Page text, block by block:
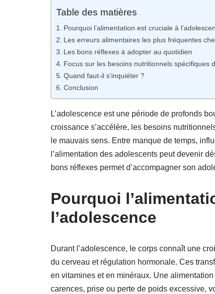
Table des matières
Pourquoi l’alimentation est cruciale à
Les erreurs alimentaires les plus fréquentes
Les bons réflexes à adopter au quotidien
Focus sur les besoins nutritionnels spécifiques
Quand faut-il s’inquiéter ?
Conclusion
L’adolescence est une période de profonds
croissance s’accélère, les besoins
le mauvais sens. Entre manque de temps,
l’alimentation des adolescents peut devenir
bons réflexes permet d’accompagner son
Pourquoi
l’adolescence
Durant l’adolescence, le corps connaît une
du cerveau et régulation hormonale. Ces
en vitamines et en minéraux. Une
carences, prise ou perte de poids excessive,